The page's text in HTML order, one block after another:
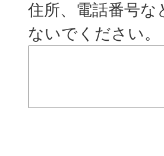
住所、電話番号
ないでください。